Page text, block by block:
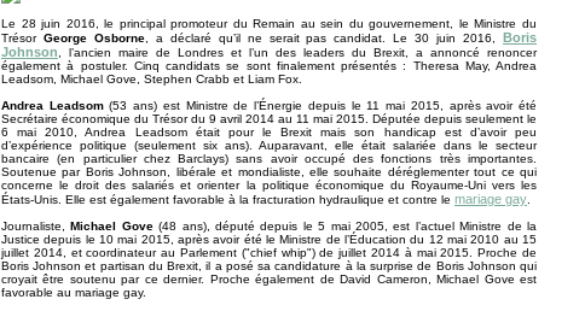
Le 28 juin 2016, le principal promoteur du Remain au sein du gouvernement, le Ministre du
Trésor George Osborne, a déclaré qu’il ne serait pas candidat. Le 30 juin 2016,
Boris
Johnson, l’ancien maire de Londres et l’un des leaders du Brexit, a annoncé renoncer
également à postuler. Cinq candidats se sont finalement présentés : Theresa May, Andrea
Leadsom, Michael Gove, Stephen Crabb et Liam Fox.
Andrea Leadsom(53 ans) est Ministre de l’Énergie depuis le 11 mai 2015, après avoir été
Secrétaire économique du Trésor du 9 avril 2014 au 11 mai 2015. Députée depuis seulement le
6 mai 2010, Andrea Leadsom était pour le Brexit mais son handicap est d’avoir peu
d’expérience politique (seulement six ans). Auparavant, elle était salariée dans le secteur
bancaire (en particulier chez Barclays) sans avoir occupé des fonctions très importantes.
Soutenue par Boris Johnson, libérale et mondialiste, elle souhaite déréglementer tout ce qui
concerne le droit des salariés et orienter la politique économique du Royaume-Uni vers les
États-Unis. Elle est également favorable à la fracturation hydraulique et contre le mariage gay.
Journaliste,Michael Gove(48 ans), député depuis le 5 mai 2005, est l’actuel Ministre de la
Justice depuis le 10 mai 2015, après avoir été le Ministre de l’Éducation du 12 mai 2010 au 15
juillet 2014, et coordinateur au Parlement ("chief whip") de juillet 2014 à mai 2015. Proche de
Boris Johnson et partisan du Brexit, il a posé sa candidature à la surprise de Boris Johnson qui
croyait être soutenu par ce dernier. Proche également de David Cameron, Michael Gove est
favorable au mariage gay.